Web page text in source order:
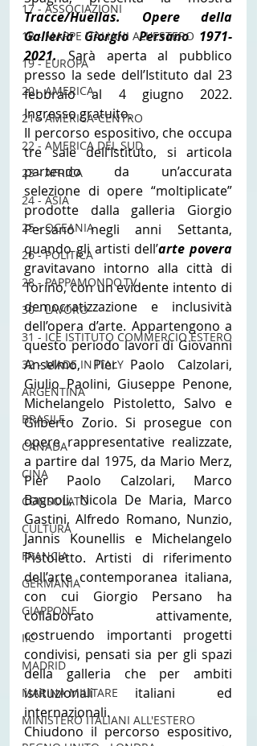
17 - ASSOCIAZIONI
18 - MAPPE ITALIANI ALL'ESTERO
19 - EUROPA
20 - AMERICA
21 - AMERICA-CENTRO
22 - AMERICA DEL SUD
23 - AFRICA
24 - ASIA
25 - OCEANIA
26 - POLITICA
28 - PAPPAMONDO.TV
30 - LAVORO
31 - ICE ISTITUTO COMMERCIO ESTERO
32 - MADE IN ITALY
ARGENTINA
BRASILE
CANADA
CINA
CONSOLATO
CULTURA
FRANCIA
GERMANIA
GIAPPONE
IIC
MADRID
MARINA MILITARE
MINISTERO ITALIANI ALL'ESTERO
Tracce/Huellas. Opere della
Galleria Giorgio Persano 1971-
2021. Sarà aperta al pubblico
presso la sede dell’Istituto dal 23
febbraio al 4 giugno 2022.
Ingresso gratuito.
Il percorso espositivo, che occupa
tre sale dell’Istituto, si articola
partendo da un’accurata
selezione di opere “moltiplicate”
prodotte dalla galleria Giorgio
Persano negli anni Settanta,
quando gli artisti dell’arte povera
gravitavano intorno alla città di
Torino, con un evidente intento di
democratizzazione e inclusività
dell’opera d’arte. Appartengono a
questo periodo lavori di Giovanni
Anselmo, Pier Paolo Calzolari,
Giulio Paolini, Giuseppe Penone,
Michelangelo Pistoletto, Salvo e
Gilberto Zorio. Si prosegue con
opere rappresentative realizzate,
a partire dal 1975, da Mario Merz,
Pier Paolo Calzolari, Marco
Bagnoli, Nicola De Maria, Marco
Gastini, Alfredo Romano, Nunzio,
Jannis Kounellis e Michelangelo
Pistoletto. Artisti di riferimento
dell’arte contemporanea italiana,
con cui Giorgio Persano ha
collaborato attivamente,
costruendo importanti progetti
condivisi, pensati sia per gli spazi
della galleria che per ambiti
istituzionali italiani ed
internazionali.
Chiudono il percorso espositivo,